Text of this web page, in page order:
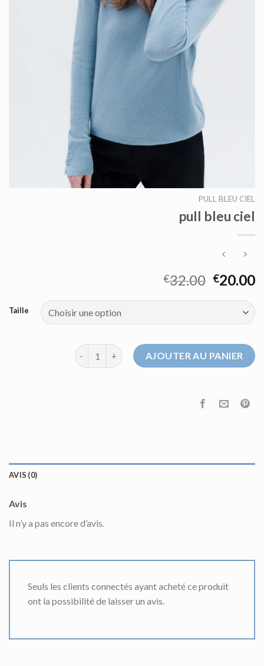
PULL BLEU CIEL
pull bleu ciel
€32.00 €20.00
Taille
quantité de pull bleu cielAJOUTER AU PANIER
AVIS (0)
Avis
Il n’y a pas encore d’avis.
Seuls les clients connectés ayant acheté ce produit
ont la possibilité de laisser un avis.